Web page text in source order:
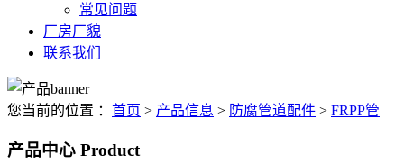
常见问题
厂房厂貌
联系我们
您当前的位置 ： 首页 > 产品信息 > 防腐管道配件 > FRPP管
产品中心 Product